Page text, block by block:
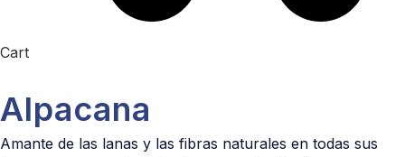
Cart
Alpacana
Amante de las lanas y las fibras naturales en todas sus